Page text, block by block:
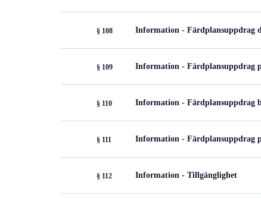
§ 108 Information - Färdplansuppdrag
§ 109 Information - Färdplansuppdrag
§ 110 Information - Färdplansuppdrag
§ 111 Information - Färdplansuppdrag
§ 112 Information - Tillgänglighet